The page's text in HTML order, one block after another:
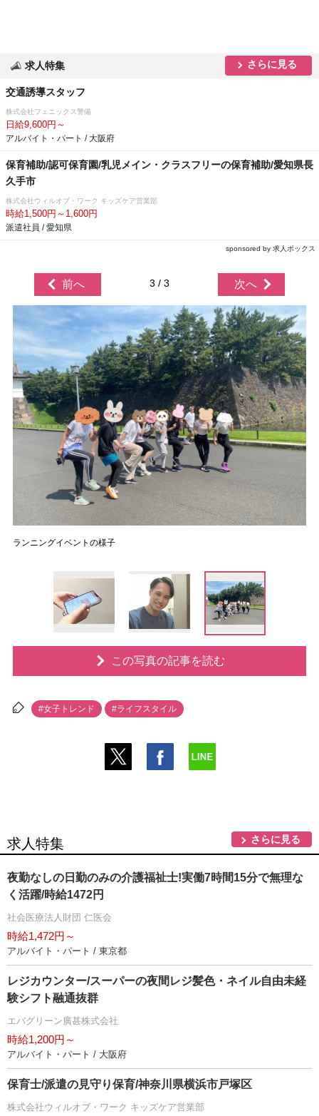
求人特集 さらに見る
交通誘導スタッフ
株式会社フェニックス警備
日給9,600円～
アルバイト・パート / 大阪府
保育補助/認可保育園/乳児メイン・クラスフリーの保育補助/愛知県長
久手市
株式会社ウィルオブ・ワーク キッズケア営業部
時給1,500円～1,600円
派遣社員 / 愛知県
sponsored by 求人ボックス
前へ 3 / 3 次へ
ランニングイベントの様子
この写真の記事を読む
#女子トレンド #ライフスタイル
求人特集 さらに見る
夜勤なしの日勤のみの介護福祉士!実働7時間15分で無理な
く活躍/時給1472円
社会医療法人財団 仁医会
時給1,472円～
アルバイト・パート / 東京都
レジカウンター/スーパーの夜間レジ髪色・ネイル自由未経
験シフト融通抜群
エバグリーン廣甚株式会社
時給1,200円～
アルバイト・パート / 大阪府
保育士/派遣の見守り保育/神奈川県横浜市戸塚区
株式会社ウィルオブ・ワーク キッズケア営業部